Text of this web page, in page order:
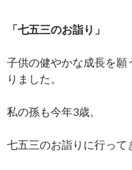
「七五三のお詣り」
子供の健やかな成長を願
りました。
私の孫も今年3歳。
七五三のお詣りに行って